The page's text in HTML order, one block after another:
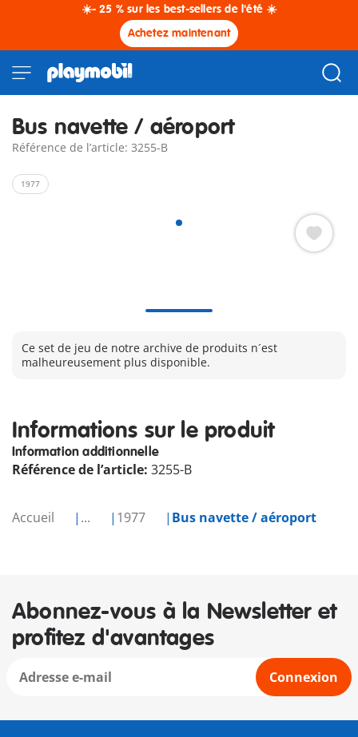
☀️- 25 % sur les best-sellers de l'été ☀️
Achetez maintenant
Accueil ... 1977 Bus navette / aéroport
Bus navette / aéroport
Référence de l’article: 3255-B
1977
Ce set de jeu de notre archive de produits n´est
malheureusement plus disponible.
Informations sur le produit
Information additionnelle
Référence de l’article: 3255-B
Abonnez-vous à la Newsletter et
profitez d'avantages
Connexion